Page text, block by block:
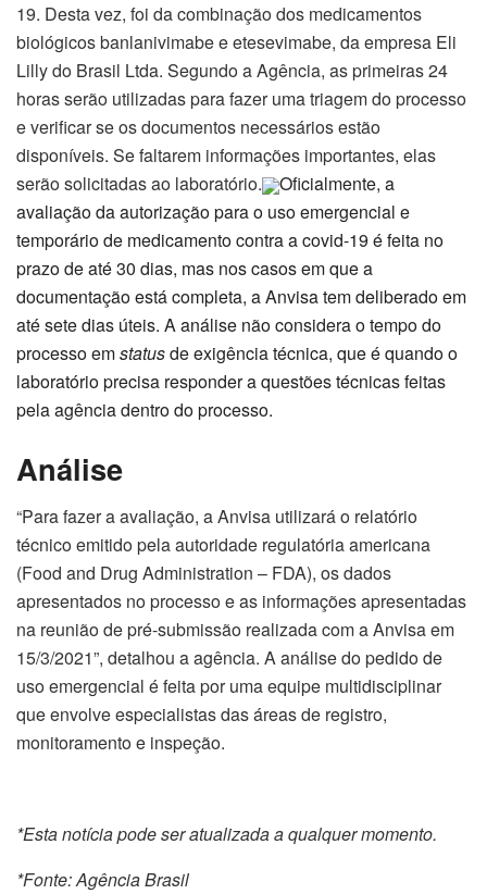
19. Desta vez, foi da combinação dos medicamentos
biológicos banlanivimabe e etesevimabe, da empresa Eli
Lilly do Brasil Ltda. Segundo a Agência, as primeiras 24
horas serão utilizadas para fazer uma triagem do processo
e verificar se os documentos necessários estão
disponíveis. Se faltarem informações importantes, elas
serão solicitadas ao laboratório.
Oficialmente, a
avaliação da autorização para o uso emergencial e
temporário de medicamento contra a covid-19 é feita no
prazo de até 30 dias, mas nos casos em que a
documentação está completa, a Anvisa tem deliberado em
até sete dias úteis. A análise não considera o tempo do
processo emstatusde exigência técnica, que é quando o
laboratório precisa responder a questões técnicas feitas
pela agência dentro do processo.
Análise
“Para fazer a avaliação, a Anvisa utilizará o relatório
técnico emitido pela autoridade regulatória americana
(Food and Drug Administration – FDA), os dados
apresentados no processo e as informações apresentadas
na reunião de pré-submissão realizada com a Anvisa em
15/3/2021”, detalhou a agência. A análise do pedido de
uso emergencial é feita por uma equipe multidisciplinar
que envolve especialistas das áreas de registro,
monitoramento e inspeção.
*Esta notícia pode ser atualizada a qualquer momento.
*Fonte: Agência Brasil